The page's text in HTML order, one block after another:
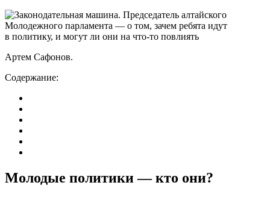
Артем Сафонов.
Содержание:
Молодые политики — кто они?